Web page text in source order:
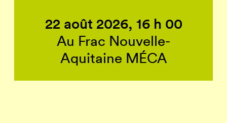
22 août 2026, 16 h 00
Au Frac Nouvelle-
Aquitaine MÉCA